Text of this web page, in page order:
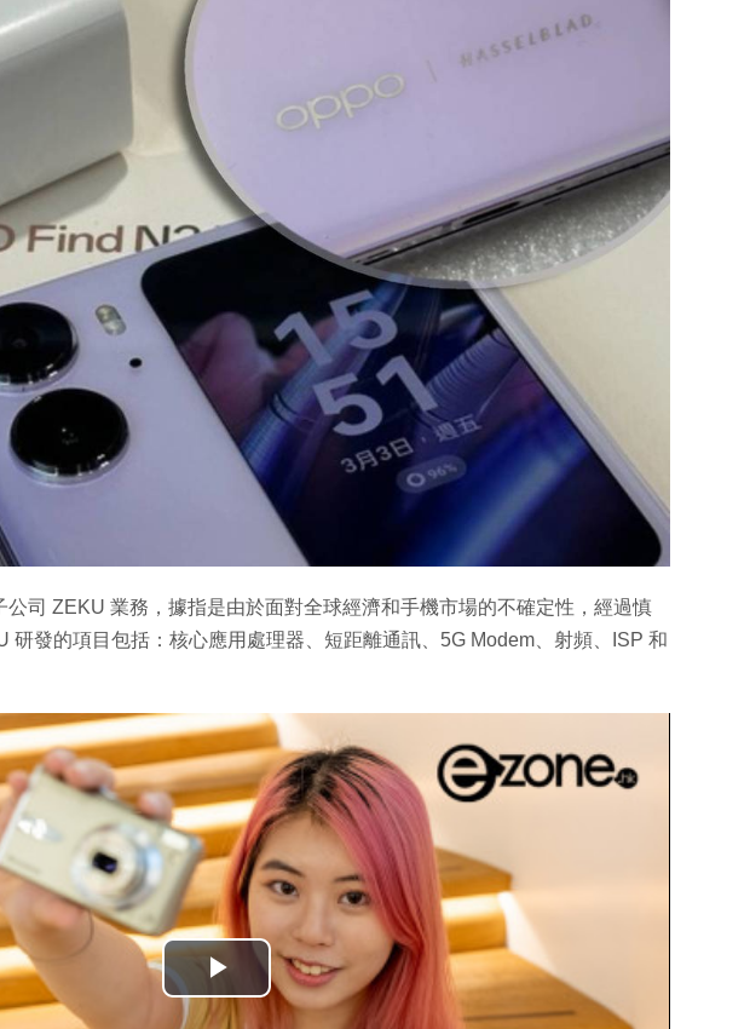
公司 ZEKU 業務，據指是由於面對全球經濟和手機市場的不確定性，經過慎
研發的項目包括：核心應用處理器、短距離通訊、5G Modem、射頻、ISP 和
播